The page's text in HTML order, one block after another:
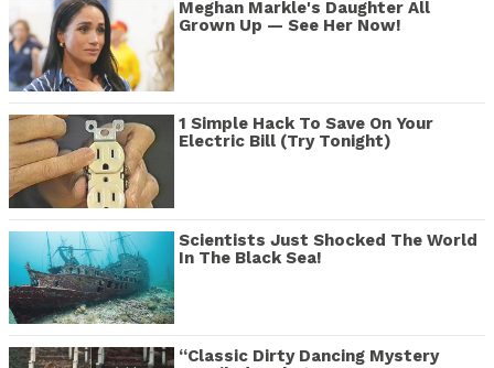
Meghan Markle's Daughter All
Grown Up — See Her Now!
1 Simple Hack To Save On Your
Electric Bill (Try Tonight)
Scientists Just Shocked The World
In The Black Sea!
“Classic Dirty Dancing Mystery